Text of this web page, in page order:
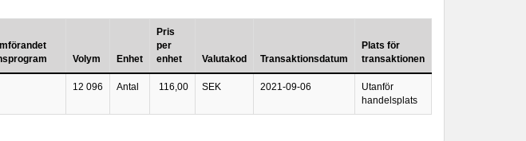
Volym Enhet
Pris
per
enhet
Valutakod Transaktionsdatum
Plats för
transaktionen
12 096 Antal 116,00 SEK 2021-09-06
Utanför
handelsplats